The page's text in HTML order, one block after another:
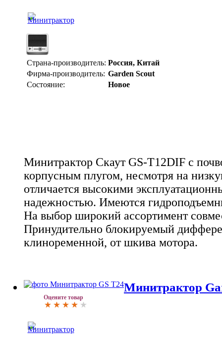
Страна-производитель: Россия, Китай
Фирма-производитель: Garden Scout
Состояние:
Новое
Минитрактор Скаут GS-T12DIF с
корпусным плугом, несмотря на
отличается высокими
надежностью. Имеются
На выбор широкий ассортимент
Принудительно блокируемый
клиноременной, от шкива мотора.
Оцените товар
Минитрактор